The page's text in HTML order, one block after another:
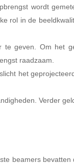
wordt
rol in de
geven. Om het
raadzaam.
het
Verder
beamers